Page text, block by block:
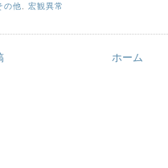
の他 ,宏観異常
ホーム